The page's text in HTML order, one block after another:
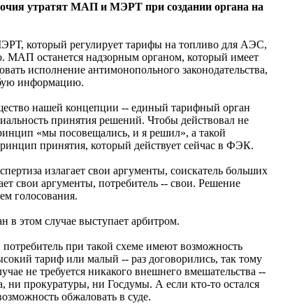
утратят МАП и МЭРТ при создании органа на
который регулирует тарифы на топливо для АЭС,
МАП останется надзорным органом, который имеет
исполнение антимонопольного законодательства,
информацию.
нашей концепции -- единый тарифный орган
принятия решений. Чтобы действовал не
«мы посовещались, и я решил», а такой
принятия, который действует сейчас в ФЭК.
излагает свои аргументы, соискатель больших
свои аргументы, потребитель -- свои. Решение
голосования.
в этом случае выступает арбитром.
при такой схеме имеют возможность
тариф или малый -- раз договорились, так тому
не требуется никакого внешнего вмешательства --
ни прокуратуры, ни Госдумы. А если кто-то остался
обжаловать в суде.